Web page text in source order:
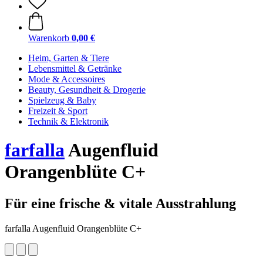
Warenkorb 0,00 €
Heim, Garten & Tiere
Lebensmittel & Getränke
Mode & Accessoires
Beauty, Gesundheit & Drogerie
Spielzeug & Baby
Freizeit & Sport
Technik & Elektronik
farfallaAugenfluid
Orangenblüte C+
Für eine frische & vitale Ausstrahlung
farfalla Augenfluid Orangenblüte C+